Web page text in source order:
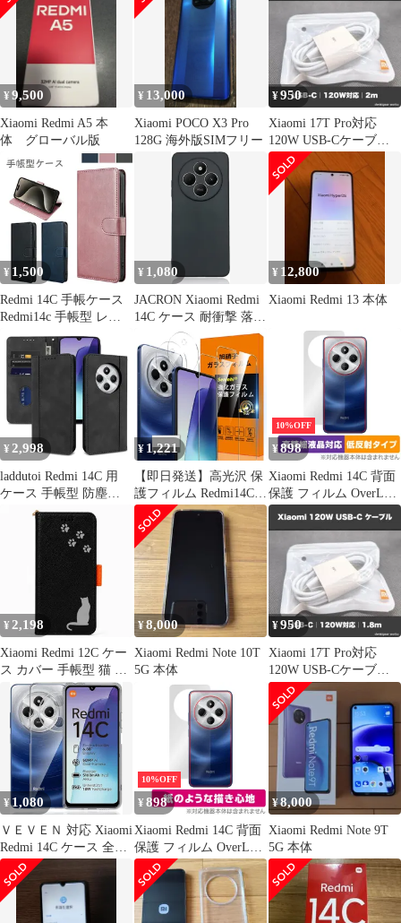
¥9,500
Xiaomi Redmi A5 本
体 グローバル版
¥ 13,000
Xiaomi POCO X3 Pro
128G 海外版SIMフリー
¥950
Xiaomi 17T Pro対応
120W USB-Cケーブル
2m 新品
¥ 1,500
Redmi 14C 手帳ケース
Redmi14c 手帳型 レド
ミ14c 手帳タイプ ケー
ス カバー PUレザー カ
ードポケット カード収
納 サイドポケット スタ
ンド機能 マグネット開
閉
¥ 1,080
JACRON Xiaomi Redmi
14C ケース 耐衝撃 落下
防止 薄型 ストラップホ
ール付き 柔軟 砂艶消し
の質感 ほこりが付かな
い 滑り止め スマートフ
ォンケース(ブラック,
90M-DLD-KI559)
¥ 12,800
Xiaomi Redmi 13 本体
¥ 2,998
laddutoi Redmi 14C 用
ケース 手帳型 防塵
Redmi 14C 4G ケース
耐衝撃 Redmi 14C 保護
カバー 全面保護 レドミ
14C ケース 軽量 Redmi
り Redmi14C ケース
Xiaomi R
¥ 1,221
【即日発送】高光沢 保
護フィルム Redmi14C
液晶 Redmi14C Xiaomi
Xiaomi Xiaomi ガラス
Xiaomi 14C強化ガラス
Redmi Touch対応 Redmi
薄型 国産旭硝子材質 指
紋防止 SENXLL-
Redmi14C
10%OFF
¥898
Xiaomi Redmi 14C 背面
保護 フィルム OverLay
Plus Lite for シャオミ
レドミ 本体保護フィル
ム さらさら手触り 低反
射素材
¥2,198
Xiaomi Redmi 12C ケー
ス カバー 手帳型 猫 ね
こ Redmi 12Cケース
Redmi 12Cカバー
Redmi12Cケース
Redmi12Cカバー "q-
14m-27-dn03
¥8,000
Xiaomi Redmi Note 10T
5G 本体
¥950
Xiaomi 17T Pro対応
120W USB-Cケーブル
1.8m 新品
¥ 1,080
ＶＥＶＥＮ 対応 Xiaomi
Redmi 14C ケース 全透
明 TPU 軽量 Redmi14C
カバー スリム 薄型 ス
マホケース 耐衝撃 黄ば
みにくい 滑り止め すり
10%OFF
¥ 898
Xiaomi Redmi 14C 背面
保護 フィルム OverLay
Paper for シャオミ レド
ミ ザラザラした手触り
ホールド感アップ
¥8,000
Xiaomi Redmi Note 9T
5G 本体